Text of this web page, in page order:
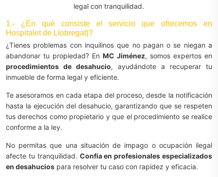
legal con tranquilidad.
1.- ¿En qué consiste el servicio que ofrecemos en
Hospitalet de Llobregat}?
¿Tienes problemas con inquilinos que no pagan o se niegan a
abandonar tu propiedad? En MC Jiménez, somos expertos en
procedimientos de desahucio, ayudándote a recuperar tu
inmueble de forma legal y eficiente.
Te asesoramos en cada etapa del proceso, desde la notificación
hasta la ejecución del desahucio, garantizando que se respeten
tus derechos como propietario y que el procedimiento se realice
conforme a la ley.
No permitas que una situación de impago o ocupación ilegal
afecte tu tranquilidad. Confía en profesionales especializados
en desahucios para resolver tu caso con rapidez y eficacia.